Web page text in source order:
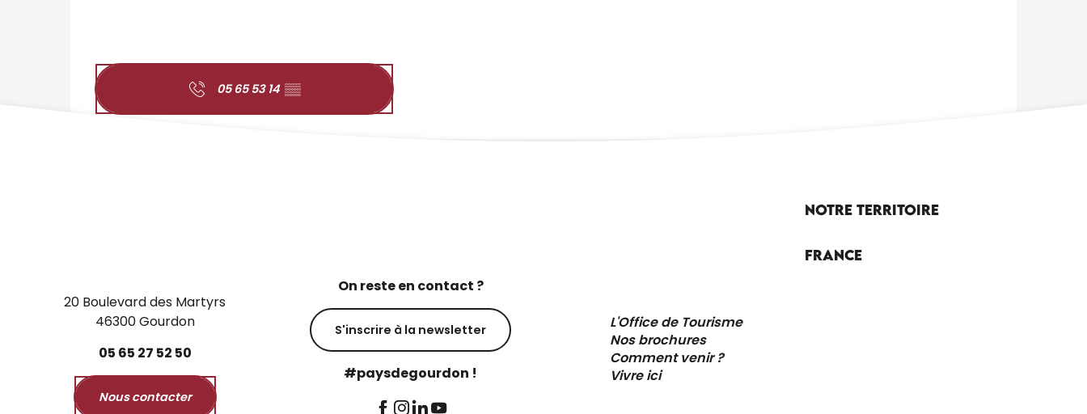
05 65 53 14 ▒▒
20 Boulevard des Martyrs
46300 Gourdon
05 65 27 52 50
Nous contacter
On reste en contact ?
S'inscrire à la newsletter
#paysdegourdon !
L'Office de Tourisme
Nos brochures
Comment venir ?
Vivre ici
Notre territoire
France